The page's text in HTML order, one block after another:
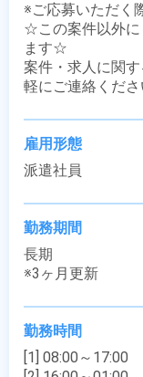
※ご応募いただく
☆この案件以外に
ます☆
案件・求人に関
軽にご連絡くださ
雇用形態
派遣社員
勤務期間
長期
※3ヶ月更新
勤務時間
[1] 08:00～17:00